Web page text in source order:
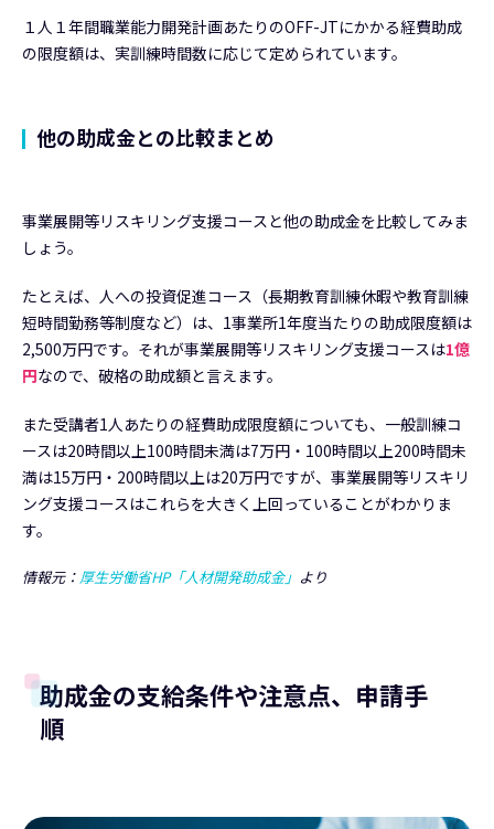
１人１年間職業能力開発計画あたりのOFF-JTにかかる経費助成
の限度額は、実訓練時間数に応じて定められています。
他の助成金との比較まとめ
事業展開等リスキリング支援コースと他の助成金を比較してみま
しょう。
たとえば、人への投資促進コース（長期教育訓練休暇や教育訓練
短時間勤務等制度など）は、1事業所1年度当たりの助成限度額は
2,500万円です。それが事業展開等リスキリング支援コースは1億
円なので、破格の助成額と言えます。
また受講者1人あたりの経費助成限度額についても、一般訓練コ
ースは20時間以上100時間未満は7万円・100時間以上200時間未
満は15万円・200時間以上は20万円ですが、事業展開等リスキリ
ング支援コースはこれらを大きく上回っていることがわかりま
す。
情報元： 厚生労働省HP「人材開発助成金」 より
助成金の支給条件や注意点、申請手
順